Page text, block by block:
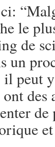
le
de
un
peut